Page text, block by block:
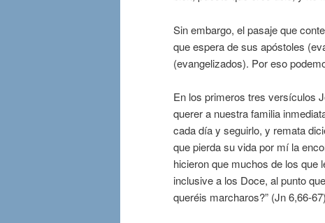
Sin embargo, el pasaje que
que espera de sus apóstoles
(evangelizados). Por eso
En los primeros tres versículos
querer a nuestra familia
cada día y seguirlo, y remata
que pierda su vida por mí la
hicieron que muchos de los que
inclusive a los Doce, al punto
queréis marcharos?” (Jn 6,66-